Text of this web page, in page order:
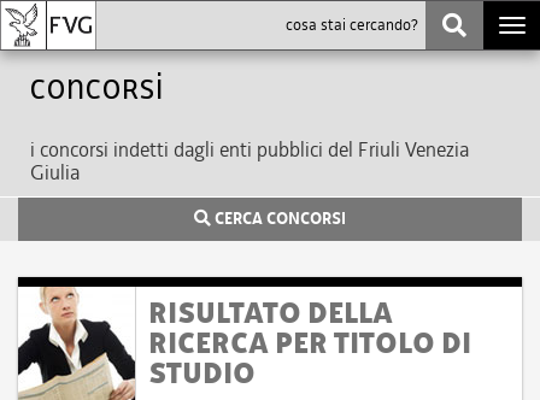
Concorsi
i concorsi indetti dagli enti pubblici del Friuli Venezia
Giulia
CERCA CONCORSI
RISULTATO DELLA
RICERCA PER TITOLO DI
STUDIO